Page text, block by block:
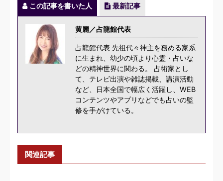
この記事を書いた人 最新記事
黄麗／占龍館代表
占龍館代表 先祖代々神主を務める家系
に生まれ、幼少の頃より心霊・占いな
どの精神世界に関わる。 占術家とし
て、テレビ出演や雑誌掲載、講演活動
など、日本全国で幅広く活躍し、WEB
コンテンツやアプリなどでも占いの監
修を手がけている。
関連記事